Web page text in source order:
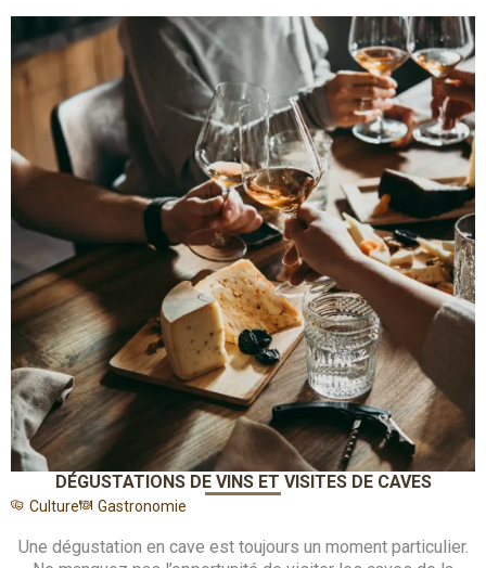
DÉGUSTATIONS DE VINS ET VISITES DE CAVES
Culture Gastronomie
Une dégustation en cave est toujours un moment particulier.